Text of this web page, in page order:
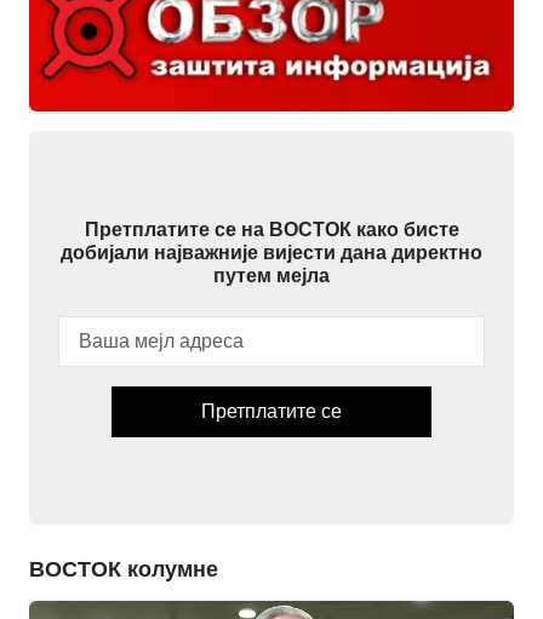
Претплатите се на ВОСТОК како бисте
добијали најважније вијести дана директно
путем мејла
Претплатите се
ВОСТОК колумне